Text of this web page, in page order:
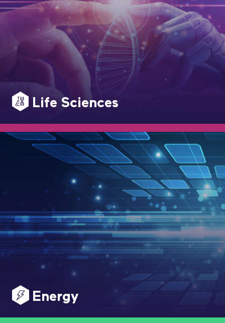
Life Sciences
Energy